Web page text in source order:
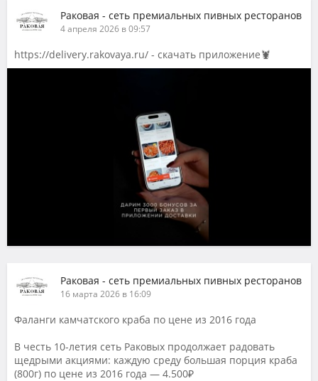
Раковая - сеть премиальных пивных ресторанов
4 апреля 2026 в 09:57
https://delivery.rakovaya.ru/ - скачать приложение🦞
Раковая - сеть премиальных пивных ресторанов
16 марта 2026 в 16:09
Фаланги камчатского краба по цене из 2016 года
В честь 10-летия сеть Раковых продолжает радовать
щедрыми акциями: каждую среду большая порция краба
(800г) по цене из 2016 года — 4.500₽